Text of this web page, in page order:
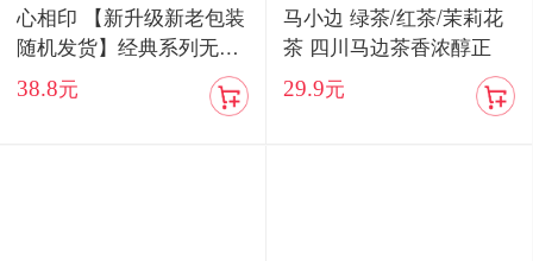
心相印 【新升级新老包装
随机发货】经典系列无香
抽纸3层100抽24包家用实
惠装整箱纸巾面巾餐巾纸
38.8元
马小边 绿茶/红茶/茉莉花
茶 四川马边茶香浓醇正
29.9元